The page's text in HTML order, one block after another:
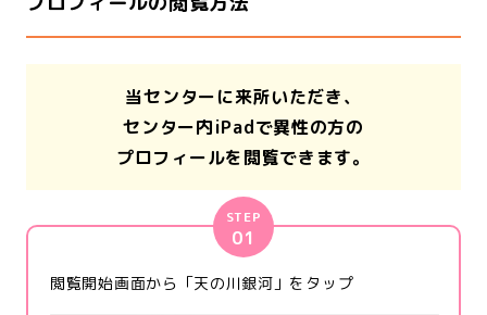
当センターに来所いただき、
センター内iPadで異性の方の
プロフィールを閲覧できます。
閲覧開始画面から「天の川銀河」をタップ
STEP
01